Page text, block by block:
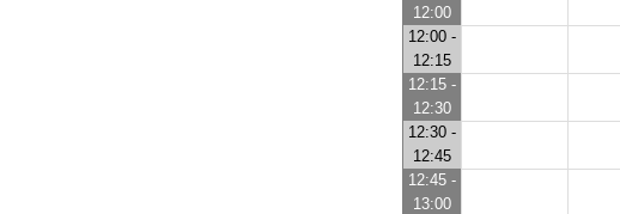
12:00
12:00 -
12:15
12:15 -
12:30
12:30 -
12:45
12:45 -
13:00